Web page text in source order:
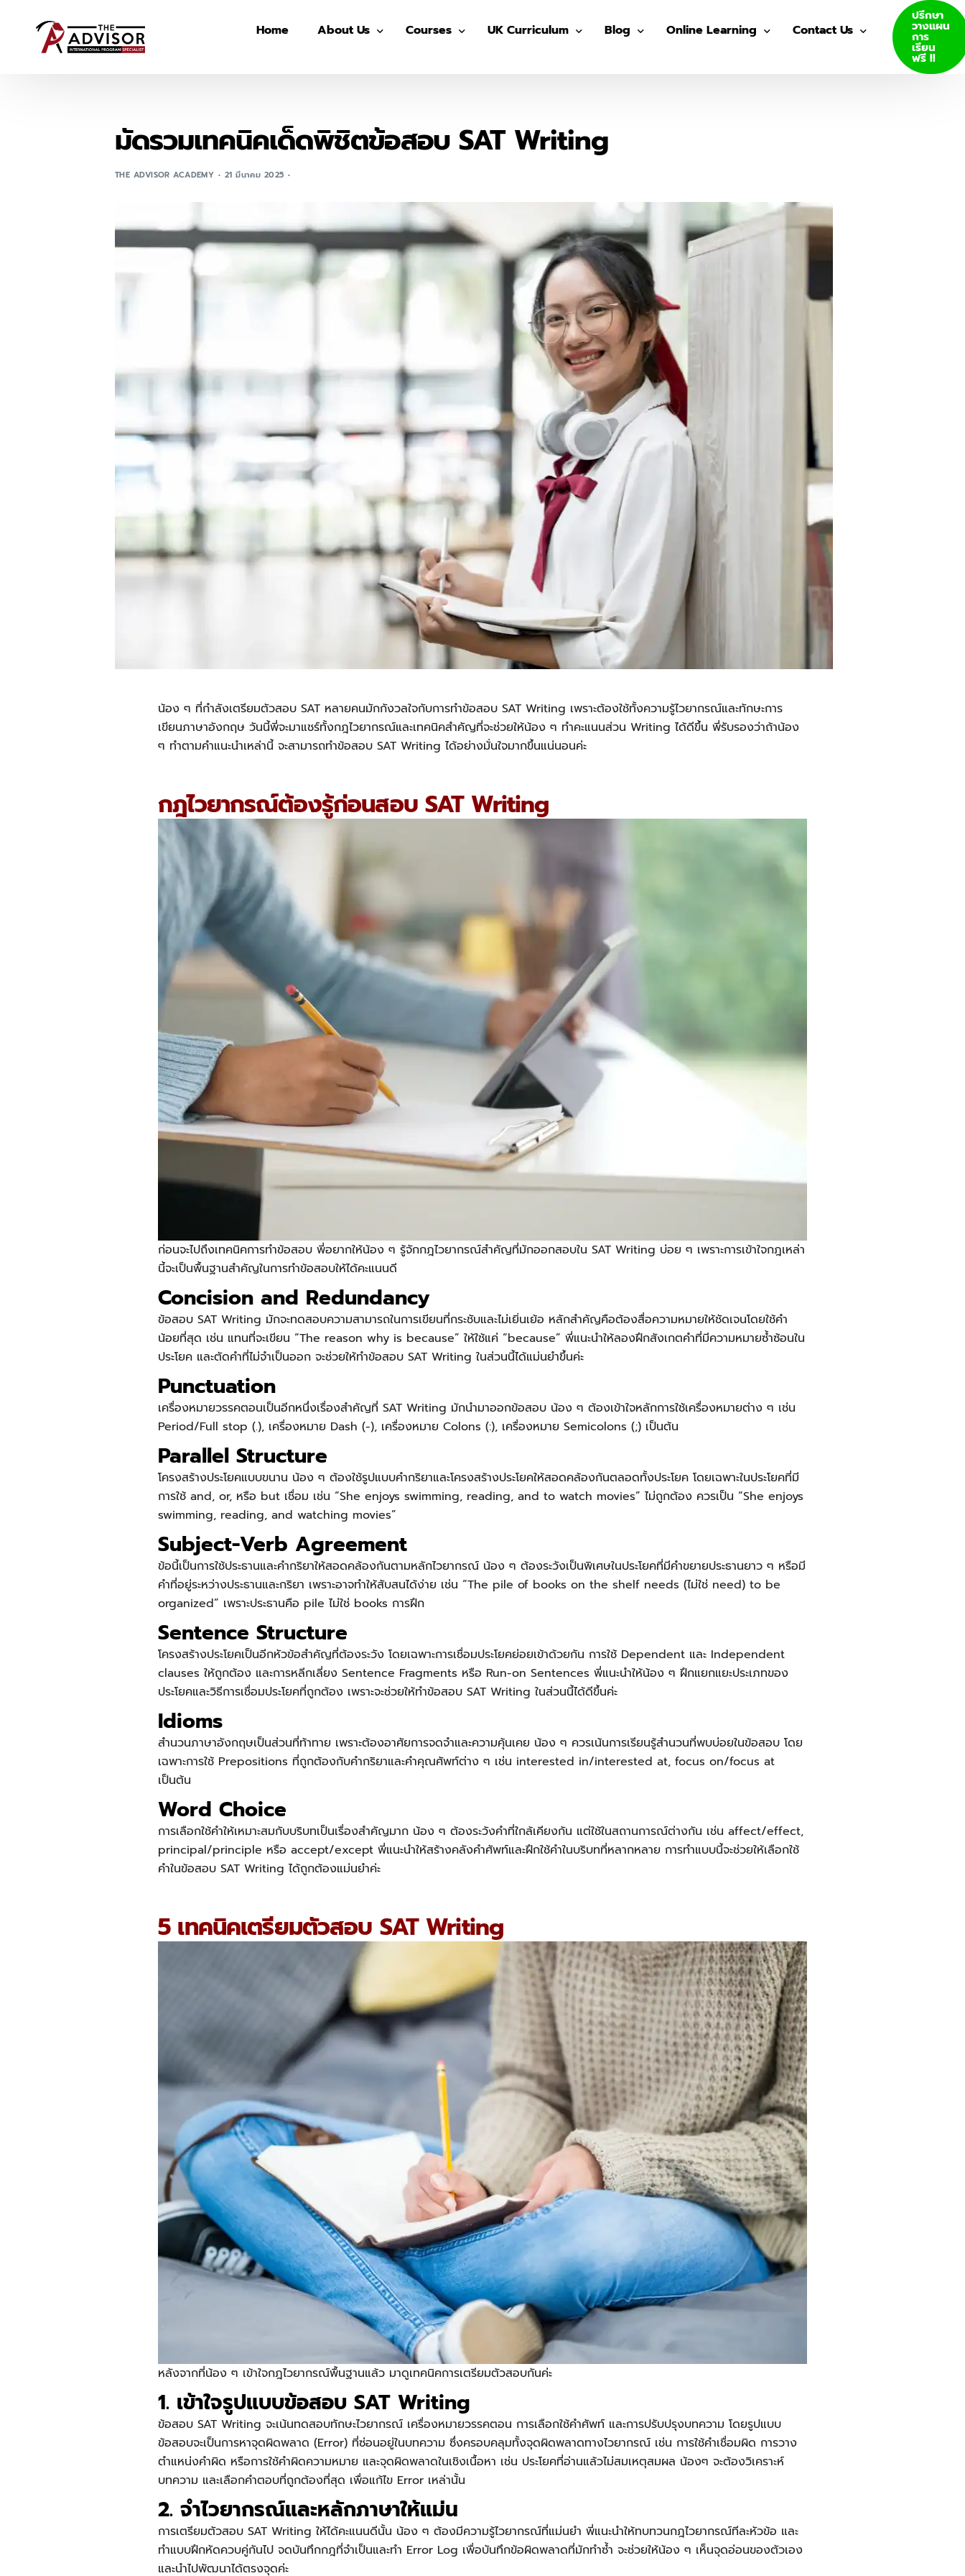
Home About Us
The Advisor On-site
Courses
ติว IGCSE
MUIDS ติวเข้า ม.4
UK Curriculum
IGCSE (Year 10-11)
Blog
SAT
Online Learning Contact Us
ปรึกษา
วางแผน
การ
เรียน
ฟรี !!
มัดรวมเทคนิคเด็ดพิชิตข้อสอบ SAT Writing
THE ADVISOR ACADEMY 21 มีนาคม 2025
น้อง ๆ ที่กำลังเตรียมตัวสอบ SAT หลายคนมักกังวลใจกับการทำข้อสอบSAT Writing เพราะต้องใช้ทั้งความรู้ไวยากรณ์และทักษะการ
เขียนภาษาอังกฤษ วันนี้พี่จะมาแชร์ทั้งกฎไวยากรณ์และเทคนิคสำคัญที่จะช่วยให้น้อง ๆ ทำคะแนนส่วน Writing ได้ดีขึ้น พี่รับรองว่าถ้าน้อง
ๆ ทำตามคำแนะนำเหล่านี้ จะสามารถทำข้อสอบSAT Writing ได้อย่างมั่นใจมากขึ้นแน่นอนค่ะ
กฎไวยากรณ์ต้องรู้ก่อนสอบ SAT Writing
ก่อนจะไปถึงเทคนิคการทำข้อสอบ พี่อยากให้น้อง ๆ รู้จักกฎไวยากรณ์สำคัญที่มักออกสอบในSAT Writing บ่อย ๆ เพราะการเข้าใจกฎเหล่า
นี้จะเป็นพื้นฐานสำคัญในการทำข้อสอบให้ได้คะแนนดี
Concision and Redundancy
ข้อสอบSAT Writing มักจะทดสอบความสามารถในการเขียนที่กระชับและไม่เยิ่นเย้อ หลักสำคัญคือต้องสื่อความหมายให้ชัดเจนโดยใช้คำ
น้อยที่สุด เช่น แทนที่จะเขียน “The reason why is because” ให้ใช้แค่ “because” พี่แนะนำให้ลองฝึกสังเกตคำที่มีความหมายซ้ำซ้อนใน
ประโยค และตัดคำที่ไม่จำเป็นออก จะช่วยให้ทำข้อสอบSAT Writing ในส่วนนี้ได้แม่นยำขึ้นค่ะ
Punctuation
เครื่องหมายวรรคตอนเป็นอีกหนึ่งเรื่องสำคัญที่SAT Writing มักนำมาออกข้อสอบ น้อง ๆ ต้องเข้าใจหลักการใช้เครื่องหมายต่าง ๆ เช่น
Period/Full stop (.), เครื่องหมาย Dash (-), เครื่องหมาย Colons (:), เครื่องหมาย Semicolons (;) เป็นต้น
Parallel Structure
โครงสร้างประโยคแบบขนาน น้อง ๆ ต้องใช้รูปแบบคำกริยาและโครงสร้างประโยคให้สอดคล้องกันตลอดทั้งประโยค โดยเฉพาะในประโยคที่มี
การใช้ and, or, หรือ but เชื่อม เช่น “She enjoys swimming, reading, and to watch movies” ไม่ถูกต้อง ควรเป็น “She enjoys
swimming, reading, and watching movies”
Subject-Verb Agreement
ข้อนี้เป็นการใช้ประธานและคำกริยาให้สอดคล้องกันตามหลักไวยากรณ์ น้อง ๆ ต้องระวังเป็นพิเศษในประโยคที่มีคำขยายประธานยาว ๆ หรือมี
คำที่อยู่ระหว่างประธานและกริยา เพราะอาจทำให้สับสนได้ง่าย เช่น “The pile of books on the shelf needs (ไม่ใช่ need) to be
organized” เพราะประธานคือ pile ไม่ใช่ books การฝึก
Sentence Structure
โครงสร้างประโยคเป็นอีกหัวข้อสำคัญที่ต้องระวัง โดยเฉพาะการเชื่อมประโยคย่อยเข้าด้วยกัน การใช้ Dependent และ Independent
clauses ให้ถูกต้อง และการหลีกเลี่ยง Sentence Fragments หรือ Run-on Sentences พี่แนะนำให้น้อง ๆ ฝึกแยกแยะประเภทของ
ประโยคและวิธีการเชื่อมประโยคที่ถูกต้อง เพราะจะช่วยให้ทำข้อสอบSAT Writing ในส่วนนี้ได้ดีขึ้นค่ะ
Idioms
สำนวนภาษาอังกฤษเป็นส่วนที่ท้าทาย เพราะต้องอาศัยการจดจำและความคุ้นเคย น้อง ๆ ควรเน้นการเรียนรู้สำนวนที่พบบ่อยในข้อสอบ โดย
เฉพาะการใช้ Prepositions ที่ถูกต้องกับคำกริยาและคำคุณศัพท์ต่าง ๆ เช่น interested in/interested at, focus on/focus at
เป็นต้น
Word Choice
การเลือกใช้คำให้เหมาะสมกับบริบทเป็นเรื่องสำคัญมาก น้อง ๆ ต้องระวังคำที่ใกล้เคียงกัน แต่ใช้ในสถานการณ์ต่างกัน เช่น affect/effect,
principal/principle หรือ accept/except พี่แนะนำให้สร้างคลังคำศัพท์และฝึกใช้คำในบริบทที่หลากหลาย การทำแบบนี้จะช่วยให้เลือกใช้
คำในข้อสอบSAT Writing ได้ถูกต้องแม่นยำค่ะ
5 เทคนิคเตรียมตัวสอบ SAT Writing
หลังจากที่น้อง ๆ เข้าใจกฎไวยากรณ์พื้นฐานแล้ว มาดูเทคนิคการเตรียมตัวสอบกันค่ะ
1. เข้าใจรูปแบบข้อสอบ SAT Writing
ข้อสอบSAT Writing จะเน้นทดสอบทักษะไวยากรณ์ เครื่องหมายวรรคตอน การเลือกใช้คำศัพท์ และการปรับปรุงบทความ โดยรูปแบบ
ข้อสอบจะเป็นการหาจุดผิดพลาด (Error) ที่ซ่อนอยู่ในบทความ ซึ่งครอบคลุมทั้งจุดผิดพลาดทางไวยากรณ์ เช่น การใช้คำเชื่อมผิด การวาง
ตำแหน่งคำผิด หรือการใช้คำผิดความหมาย และจุดผิดพลาดในเชิงเนื้อหา เช่น ประโยคที่อ่านแล้วไม่สมเหตุสมผล น้องๆ จะต้องวิเคราะห์
บทความ และเลือกคำตอบที่ถูกต้องที่สุด เพื่อแก้ไข Error เหล่านั้น
2. จำไวยากรณ์และหลักภาษาให้แม่น
การเตรียมตัวสอบSAT Writing ให้ได้คะแนนดีนั้น น้อง ๆ ต้องมีความรู้ไวยากรณ์ที่แม่นยำ พี่แนะนำให้ทบทวนกฎไวยากรณ์ทีละหัวข้อ และ
ทำแบบฝึกหัดควบคู่กันไป จดบันทึกกฎที่จำเป็นและทำ Error Log เพื่อบันทึกข้อผิดพลาดที่มักทำซ้ำ จะช่วยให้น้อง ๆ เห็นจุดอ่อนของตัวเอง
และนำไปพัฒนาได้ตรงจุดค่ะ